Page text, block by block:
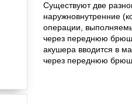
Существуют две
наружновнутренние
операции,
через переднюю
акушера вводится в
через переднюю